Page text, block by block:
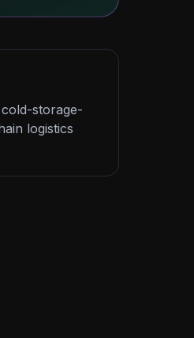
storage-
logistics